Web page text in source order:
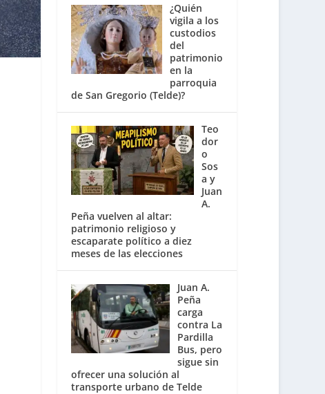
¿Quién
vigila a los
custodios
del
patrimonio
en la
parroquia
de San Gregorio (Telde)?
Teo
dor
o
Sos
a y
Juan
A.
Peña vuelven al altar:
patrimonio religioso y
escaparate político a diez
meses de las elecciones
Juan A.
Peña
carga
contra La
Pardilla
Bus, pero
sigue sin
ofrecer una solución al
transporte urbano de Telde